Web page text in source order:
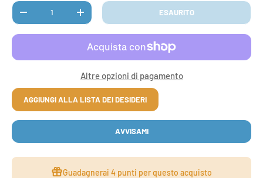
Q.tà
DIMINUIRE LA QUANTITÀAUMENTA LA QUANTITÀESAURITO
Altre opzioni di pagamento
AGGIUNGI ALLA LISTA DEI DESIDERI
AVVISAMI
Guadagnerai 4 punti per questo acquisto